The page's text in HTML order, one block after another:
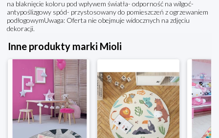
na blaknięcie koloru pod wpływem światła- odporność na wilgoć-
antypoślizgowy spód- przystosowany do pomieszczeń z ogrzewaniem
podłogowymUwaga: Oferta nie obejmuje widocznych na zdjęciu
dekoracji.
Inne produkty marki Mioli